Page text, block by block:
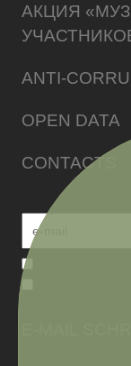
АКЦИЯ
ANTI-
OPEN DATA
CONTACTS